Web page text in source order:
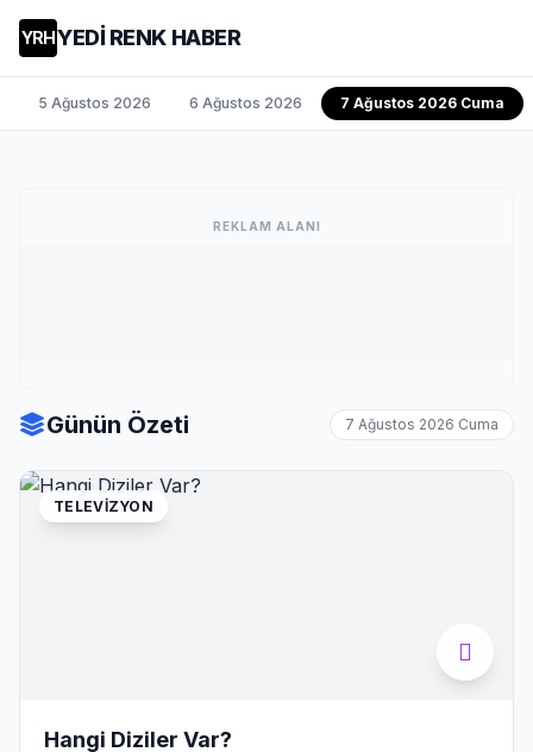
YRHYEDİ RENK HABER
5 Ağustos 2026 6 Ağustos 2026 7 Ağustos 2026 Cuma
REKLAM ALANI
Günün Özeti 7 Ağustos 2026 Cuma
TELEVIZYON
Hangi Diziler Var?